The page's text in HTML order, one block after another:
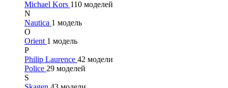
Michael Kors 110 моделей
N
Nautica 1 модель
O
Orient 1 модель
P
Philip Laurence 42 модели
Police 29 моделей
S